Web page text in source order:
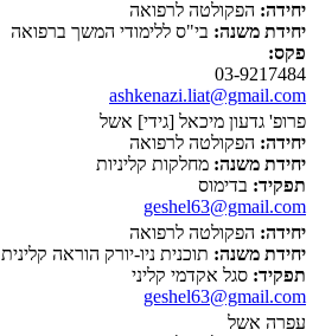
יחידה: הפקולטה לרפואה
יחידת משנה: בי"ס ללימודי המשך ברפואה
פקס:
03-9217484
ashkenazi.liat@gmail.com
פרופ' גדעון מיכאל [גידי] אשל
יחידה: הפקולטה לרפואה
יחידת משנה: מחלקות קליניות
תפקיד: בדימוס
geshel63@gmail.com
יחידה: הפקולטה לרפואה
יחידת משנה: תוכנית ניו-יורק הוראה קלינית
תפקיד: סגל אקדמי קליני
geshel63@gmail.com
עפרה אשל